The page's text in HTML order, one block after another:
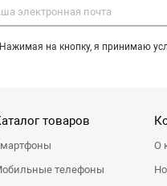
Нажимая на кнопку, я принимаю
товаров
телефоны
О